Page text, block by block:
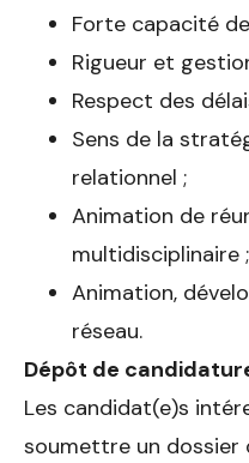
Forte capacité
Rigueur et
Respect des
Sens de la
relationnel ;
Animation de
multidisciplinaire ;
Animation,
réseau.
Dépôt de
Les candidat(e)s
soumettre un dossier